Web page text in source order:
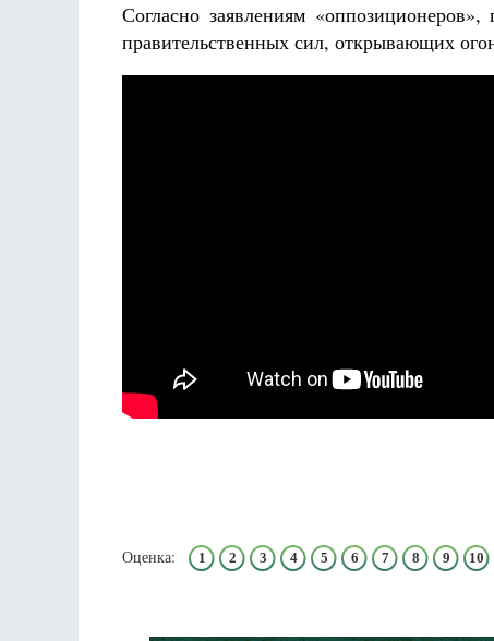
Согласно заявлениям
правительственных сил, открывающих
Оценка: 1 2 3 4 5 6 7 8 9 10